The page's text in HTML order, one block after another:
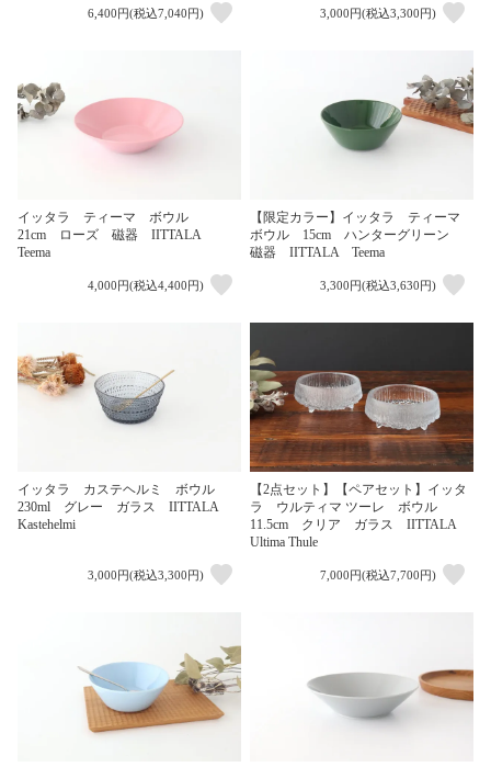
6,400円(税込7,040円) 3,000円(税込3,300円)
イッタラ ティーマ ボウル
21cm ローズ 磁器 IITTALA
Teema
4,000円(税込4,400円)
【限定カラー】イッタラ ティーマ
ボウル 15cm ハンターグリーン
磁器 IITTALA Teema
3,300円(税込3,630円)
イッタラ カステヘルミ ボウル
230ml グレー ガラス IITTALA
Kastehelmi
3,000円(税込3,300円)
【2点セット】【ペアセット】イッタ
ラ ウルティマ ツーレ ボウル
11.5cm クリア ガラス IITTALA
Ultima Thule
7,000円(税込7,700円)